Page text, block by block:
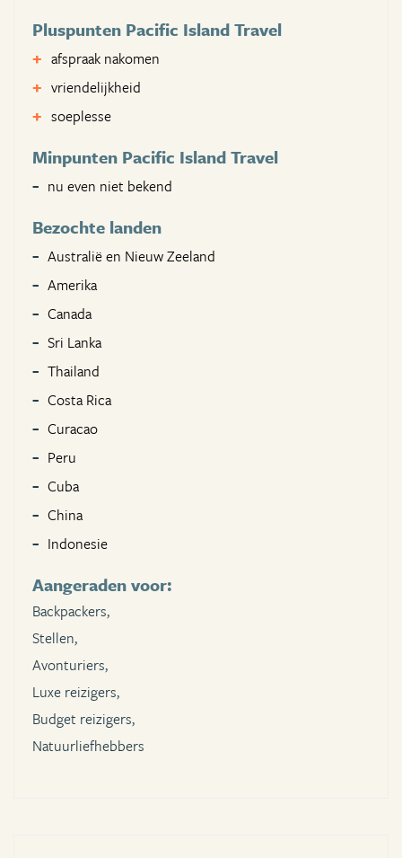
Pluspunten Pacific Island Travel
afspraak nakomen
vriendelijkheid
soeplesse
Minpunten Pacific Island Travel
nu even niet bekend
Bezochte landen
Australië en Nieuw Zeeland
Amerika
Canada
Sri Lanka
Thailand
Costa Rica
Curacao
Peru
Cuba
China
Indonesie
Aangeraden voor:
Backpackers,
Stellen,
Avonturiers,
Luxe reizigers,
Budget reizigers,
Natuurliefhebbers